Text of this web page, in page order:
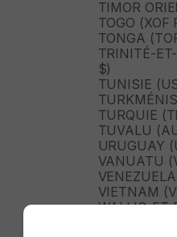
TIMOR
TOGO (XOF
TONGA
TRINITÉ-
$)
TUNISIE
TURQUIE
TUVALU
URUGUAY
VANUATU
VIETNAM
WALLIS-